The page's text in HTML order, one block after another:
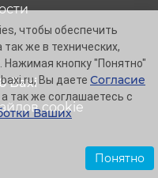
Baxi
cookie
чтобы обеспечить
же в технических,
Нажимая кнопку "Понятно"
Вы даете Согласие
так же соглашаетесь с
Ваших
Понятно